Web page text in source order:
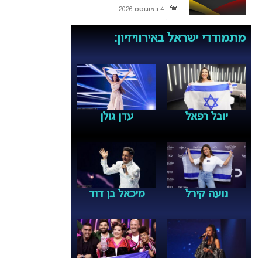
4 באוגוסט 2026
מתמודדי ישראל באירוויזיון:
יובל רפאל עדן גולן
נועה קירל מיכאל בן דוד